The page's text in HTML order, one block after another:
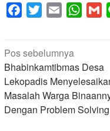
Facebook
Twitter Email
Navigasi
pos
Pos sebelumnya
Bhabinkamtibmas Desa
Lekopadis
Masalah Warga
Dengan Problem Solving